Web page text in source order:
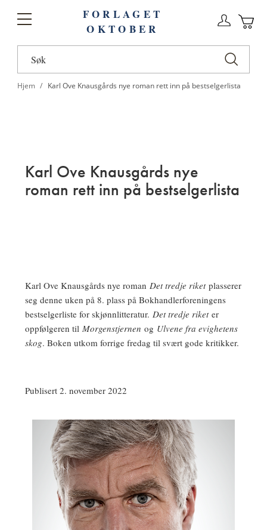
Toggle
FORLAGET
OKTOBER
Hjem Karl Ove Knausgårds nye roman rett inn på bestselgerlista
Karl Ove Knausgårds nye
roman rett inn på bestselgerlista
Karl Ove Knausgårds nye roman Det tredje riketplasserer
seg denne uken på 8. plass på Bokhandlerforeningens
bestselgerliste for skjønnlitteratur. Det tredje riket er
oppfølgeren til Morgenstjernen og Ulvene fra evighetens
skog. Boken utkom forrige fredag til svært gode kritikker.
Publisert 2. november 2022